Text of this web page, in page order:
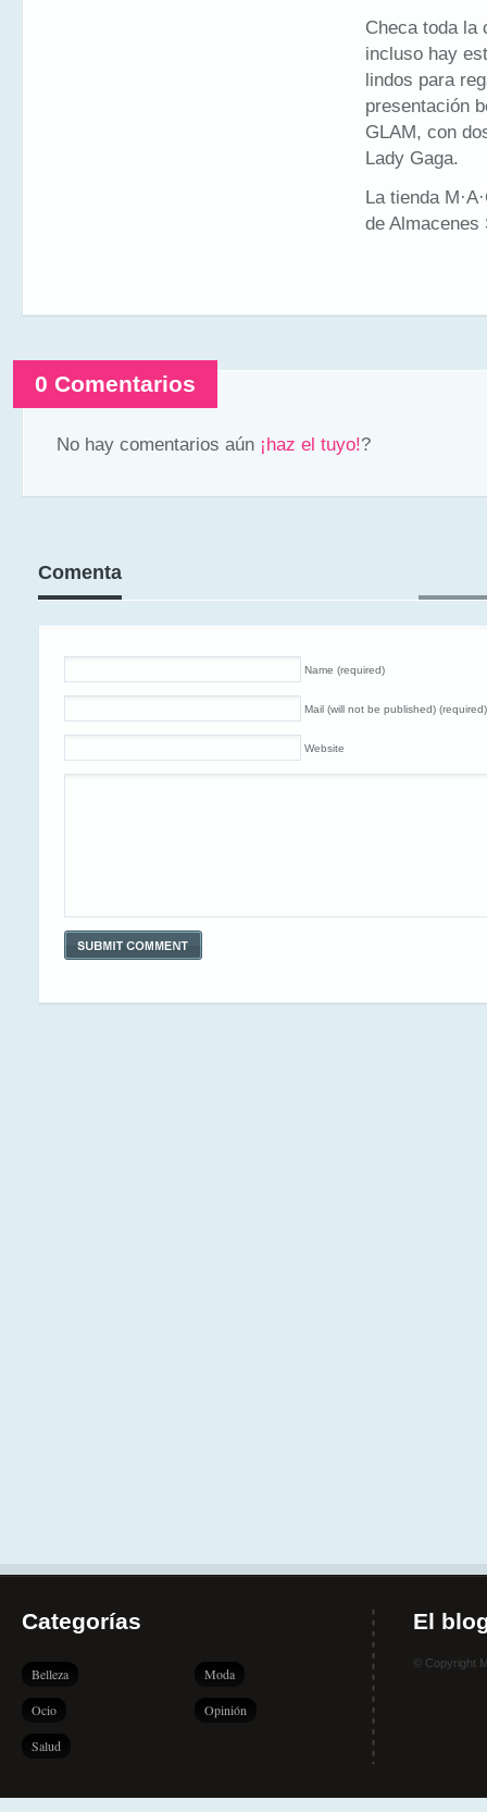
Checa toda la
incluso hay
lindos para
presentación
GLAM, con
Lady Gaga.
La tienda
de
0 Comentarios
No hay comentarios aún ¡haz el tuyo!?
Comenta
Name (required)
Mail (will not be published) (required)
Website
Categorías
Belleza Moda
Ocio Opinión
Salud
El
© Copyright